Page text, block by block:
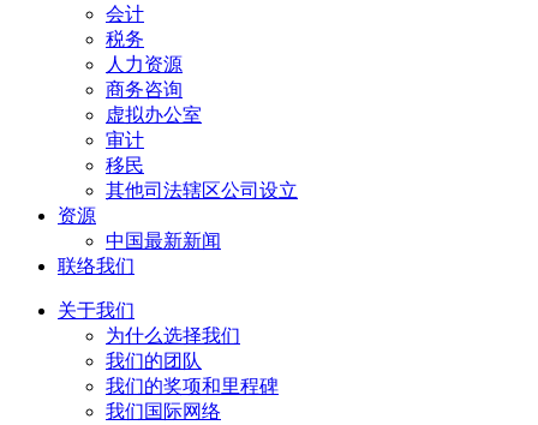
会计
税务
人力资源
商务咨询
虚拟办公室
审计
移民
其他司法辖区公司设立
资源
中国最新新闻
联络我们
关于我们
为什么选择我们
我们的团队
我们的奖项和里程碑
我们国际网络